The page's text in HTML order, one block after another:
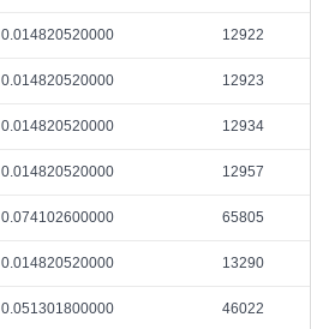
0.014820520000 12922
0.014820520000 12923
0.014820520000 12934
0.014820520000 12957
0.074102600000 65805
0.014820520000 13290
0.051301800000 46022